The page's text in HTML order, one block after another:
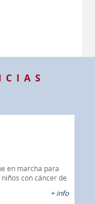
en marcha para
con cáncer de
+ info